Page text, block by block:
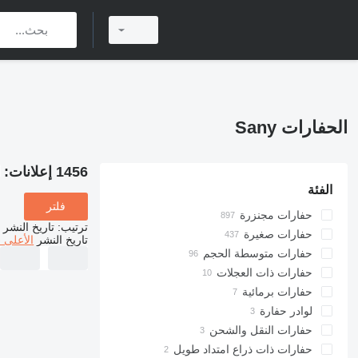
الحفارات Sany
الفئة
حفارات مجنزرة
حفارات صغيرة
حفارات متوسطة الحجم
حفارات ذات العجلات
حفارات برمائية
لوادر حفارة
حفارات النقل والشحن
حفارات ذات ذراع امتداد طويل
1456 إعلانات:
فلتر
ترتيب: تاريخ النشر
تاريخ النشر